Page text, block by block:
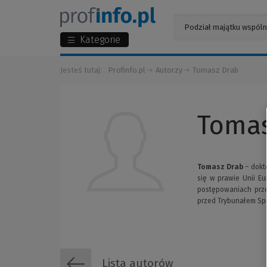
Kategorie
Jesteś tutaj: Profinfo.pl Autorzy Tomasz Drab
Tomasz Drab –
się w prawie Unii
postępowaniach
przed Trybunałem
Lista autorów